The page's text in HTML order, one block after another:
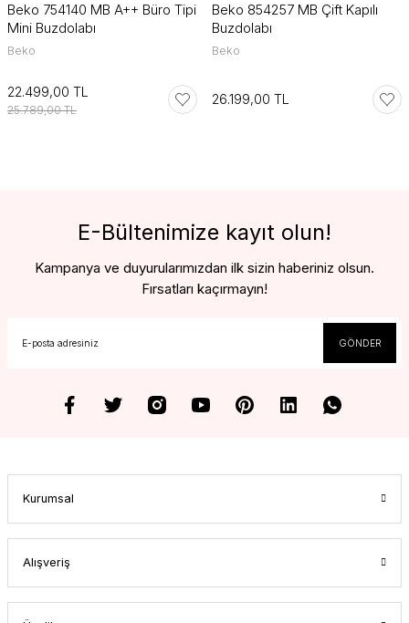
Beko 754140 MB A++ Büro Tipi
Mini Buzdolabı
Beko
22.499,00 TL
25.789,00 TL
Beko 854257 MB Çift Kapılı
Buzdolabı
Beko
26.199,00 TL
E-Bültenimize kayıt olun!
Kampanya ve duyurularımızdan ilk sizin haberiniz olsun.
Fırsatları kaçırmayın!
GÖNDER
Kurumsal
Alışveriş